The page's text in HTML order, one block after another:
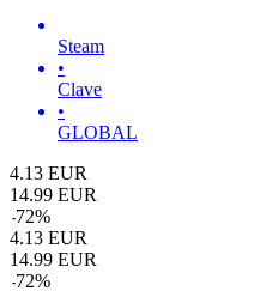
Steam
•
Clave
•
GLOBAL
4.13 EUR
14.99 EUR
-72%
4.13 EUR
14.99 EUR
-72%